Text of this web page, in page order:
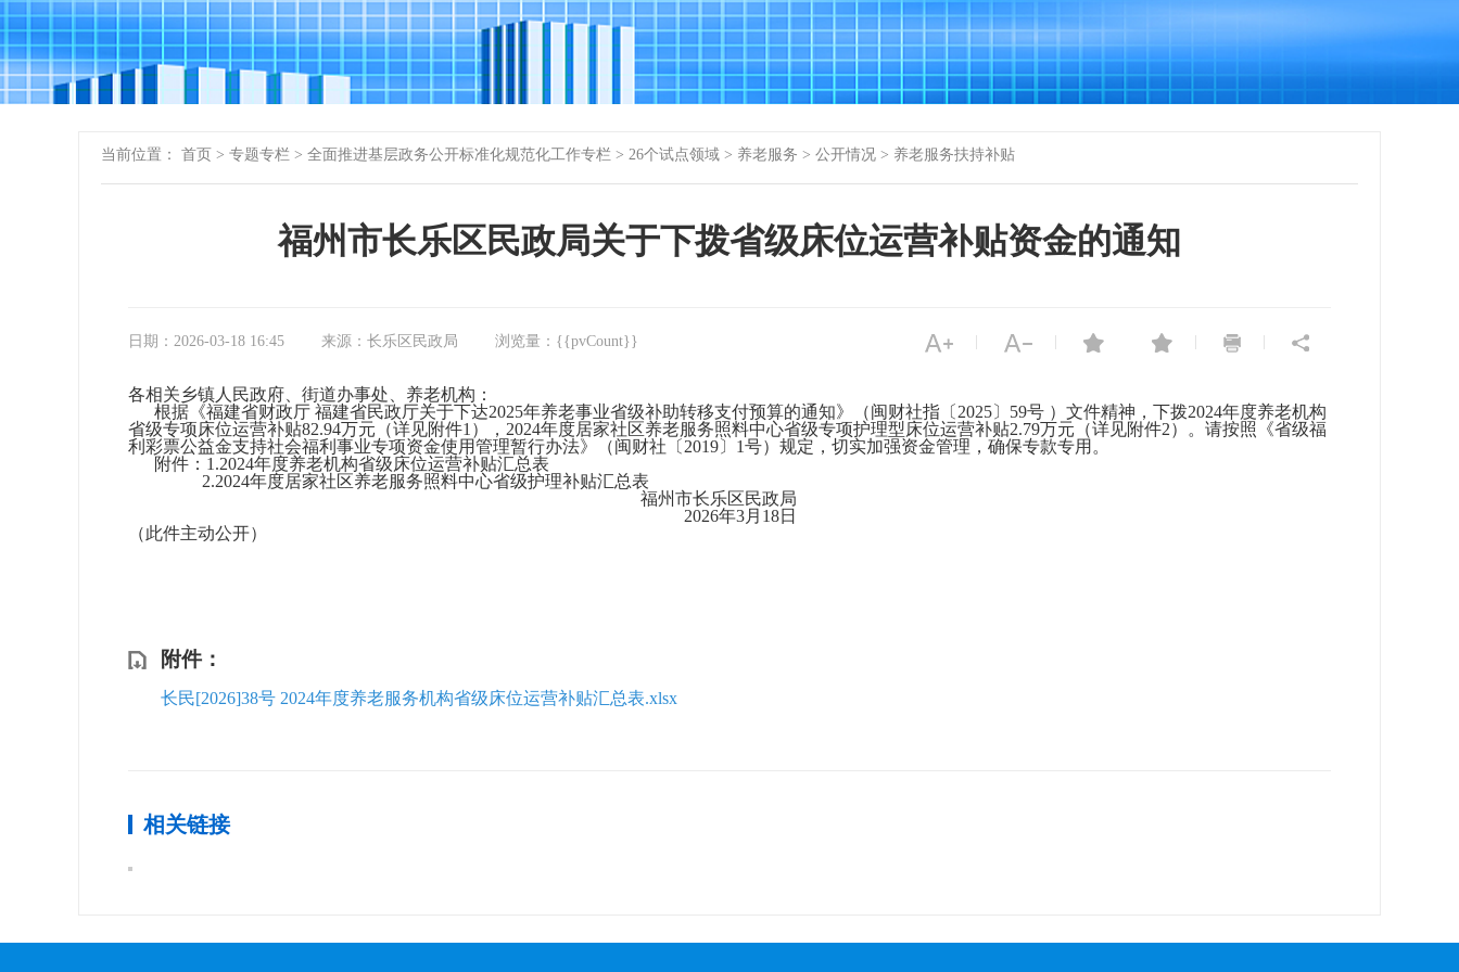
当前位置： 首页 > 专题专栏 > 全面推进基层政务公开标准化规范化工作专栏 > 26个试点领域 > 养老服务 > 公开情况 > 养老服务扶持补贴
福州市长乐区民政局关于下拨省级床位运营补贴资金的通知
日期：2026-03-18 16:45 来源：长乐区民政局 浏览量：{{pvCount}}
各相关乡镇人民政府、街道办事处、养老机构：
根据 《福建省财政厅 福建省民政厅关于下达2025年养老事业省级补助转移支付预算的通知》（闽财社指〔 2025〕59号 ）文件精神，下拨2024年度养老机构
省级专项床位运营补贴82.94万元（详见附件1），2024年度居家社区养老服务照料中心省级专项护理型床位运营补贴2.79万元（详见附件2）。请按照《省级福
利彩票公益金支持社会福利事业专项资金使用管理暂行办法》（闽财社〔2019〕1号）规定，切实加强资金管理，确保专款专用。
附件： 1.2024年度养老机构省级床位运营补贴汇总表
2.2024年度居家社区养老服务照料中心省级护理补贴汇总表
福州市长乐区民政局
2026年3月18日
（此件主动公开）
附件：
长民[2026]38号 2024年度养老服务机构省级床位运营补贴汇总表.xlsx
相关链接